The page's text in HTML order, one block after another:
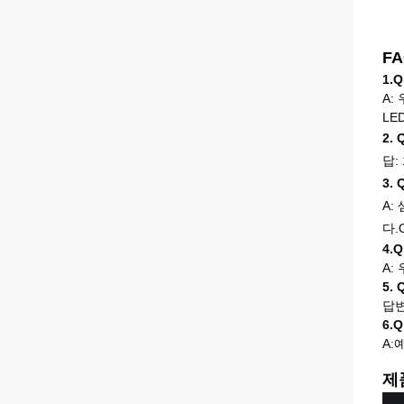
A:
2.
답:
3.
A:
다.
A:
5.
답
A:
제